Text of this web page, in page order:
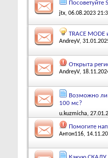
Посоветуйте
jtx, 06.08.2023
TRACE
AndreyV,
Открыта
AndreyV,
Возможно ли
100 мс?
u.kuzmicha,
Помогите
Антон116,